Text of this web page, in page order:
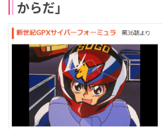
からだ」